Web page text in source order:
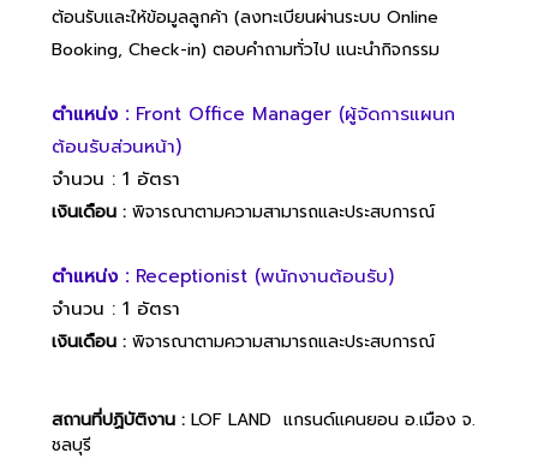
ต้อนรับและให้ข้อมูลลูกค้า (ลงทะเบียนผ่านระบบ Online
Booking, Check-in) ตอบคำถามทั่วไป แนะนำกิจกรรม
ตำแหน่ง :Front Office Manager (ผู้จัดการแผนก
ต้อนรับส่วนหน้า)
จำนวน : 1 อัตรา
เงินเดือน : พิจารณาตามความสามารถและประสบการณ์
ตำแหน่ง :Receptionist (พนักงานต้อนรับ)
จำนวน : 1 อัตรา
เงินเดือน : พิจารณาตามความสามารถและประสบการณ์
สถานที่ปฏิบัติงาน : LOF LAND แกรนด์แคนยอน อ.เมือง จ.
ชลบุรี